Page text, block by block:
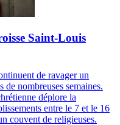
Saint-Louis
de ravager un
nombreuses semaines.
déplore la
entre le 7 et le 16
couvent de religieuses.